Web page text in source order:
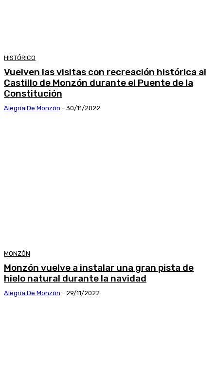
HISTÓRICO
Vuelven las visitas con recreación histórica al
Castillo de Monzón durante el Puente de la
Constitución
Alegría De Monzón - 30/11/2022
MONZÓN
Monzón vuelve a instalar una gran pista de
hielo natural durante la navidad
Alegría De Monzón - 29/11/2022